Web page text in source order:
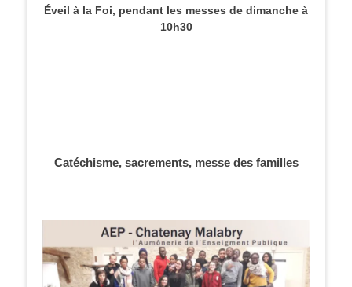
Éveil à la Foi, pendant les messes de dimanche à
10h30
Catéchisme, sacrements, messe des familles